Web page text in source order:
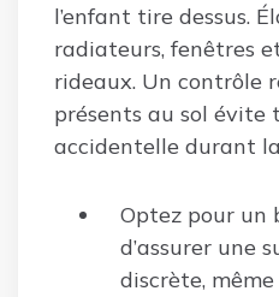
l’enfant tire dessus.
radiateurs, fenêtres
rideaux. Un contrôle
présents au sol évite
accidentelle durant
Optez pour un
d’assurer une
discrète,